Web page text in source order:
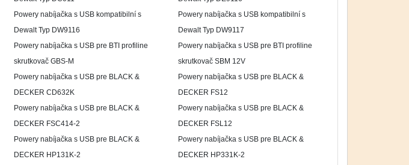
Powery nabíjačka s USB kompatibilní s
Dewalt Typ DW9116
Powery nabíjačka s USB kompatibilní s
Dewalt Typ DW9117
Powery nabíjačka s USB pre BTI profiline
skrutkovač GBS-M
Powery nabíjačka s USB pre BTI profiline
skrutkovač SBM 12V
Powery nabíjačka s USB pre BLACK &
DECKER CD632K
Powery nabíjačka s USB pre BLACK &
DECKER FS12
Powery nabíjačka s USB pre BLACK &
DECKER FSC414-2
Powery nabíjačka s USB pre BLACK &
DECKER FSL12
Powery nabíjačka s USB pre BLACK &
DECKER HP131K-2
Powery nabíjačka s USB pre BLACK &
DECKER HP331K-2